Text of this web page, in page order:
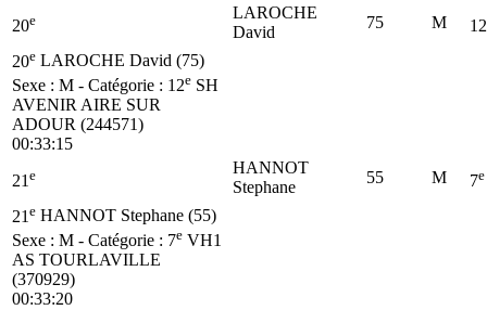
20e
LAROCHE
David
75 M
12
20e LAROCHE David (75)
Sexe : M - Catégorie : 12e SH
AVENIR AIRE SUR
ADOUR (244571)
00:33:15
21 e
HANNOT
Stephane
55 M 7e
21 e HANNOT Stephane (55)
Sexe : M - Catégorie : 7e VH1
AS TOURLAVILLE
(370929)
00:33:20